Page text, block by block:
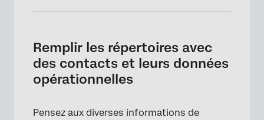
Remplir les répertoires avec
des contacts et leurs données
opérationnelles
Pensez aux diverses informations de